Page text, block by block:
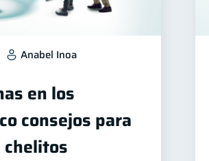
Anabel Inoa
en los
consejos para